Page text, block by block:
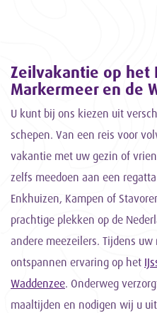
Zeilvakantie op het
Markermeer en de
U kunt bij ons kiezen uit
schepen. Van een reis voor
vakantie met uw gezin of
zelfs meedoen aan een
Enkhuizen, Kampen of
prachtige plekken op de
andere meezeilers. Tijdens
ontspannen ervaring op het
Waddenzee. Onderweg
maaltijden en nodigen wij u